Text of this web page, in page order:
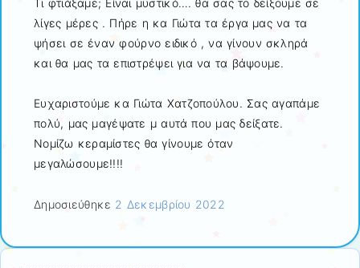
Τι φτιάξαμε; Είναι μυστικό…. θα σας το δείξουμε σε
λίγες μέρες . Πήρε η κα Γιώτα τα έργα μας να τα
ψήσει σε έναν φούρνο ειδικό , να γίνουν σκληρά
και θα μας τα επιστρέψει για να τα βάψουμε.
Ευχαριστούμε κα Γιώτα Χατζοπούλου. Σας αγαπάμε
πολύ, μας μαγέψατε μ αυτά που μας δείξατε.
Νομίζω κεραμίστες θα γίνουμε όταν
μεγαλώσουμε!!!!
Δημοσιεύθηκε 2 Δεκεμβρίου 2022